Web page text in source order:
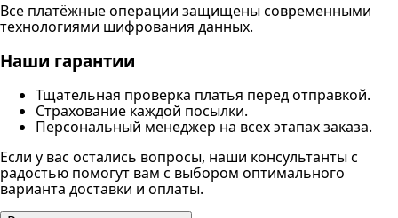
Все платёжные операции защищены современными
технологиями шифрования данных.
Наши гарантии
Тщательная проверка платья перед отправкой.
Страхование каждой посылки.
Персональный менеджер на всех этапах заказа.
Если у вас остались вопросы, наши консультанты с
радостью помогут вам с выбором оптимального
варианта доставки и оплаты.